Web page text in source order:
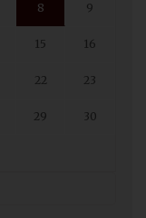
8 9
15 16
22 23
29 30